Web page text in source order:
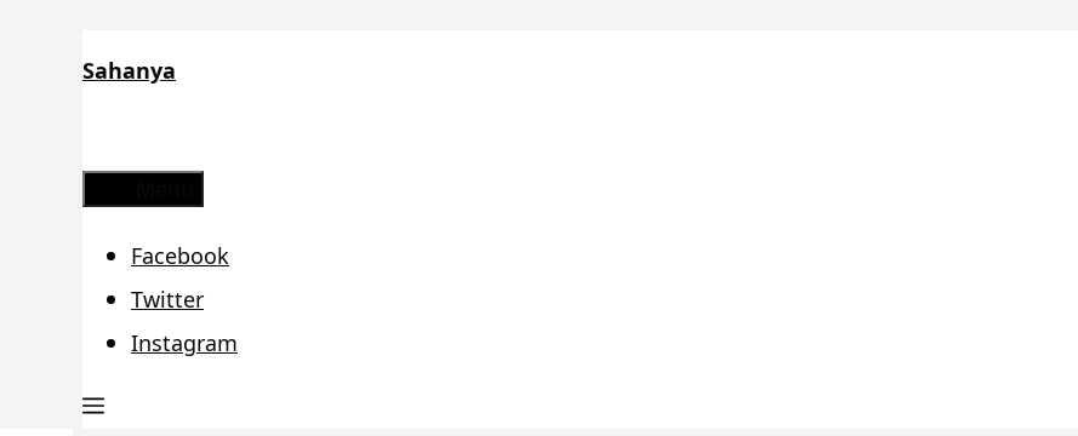
Sahanya
Facebook
Twitter
Instagram